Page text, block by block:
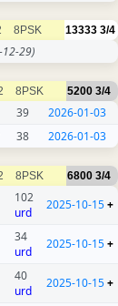
8PSK 13333 3/4
29)
8PSK 5200 3/4
39
2026-01-03
38 2026-01-03
8PSK 6800 3/4
102
urd
2025-10-15+
34
urd
2025-10-15+
40
urd
2025-10-15+